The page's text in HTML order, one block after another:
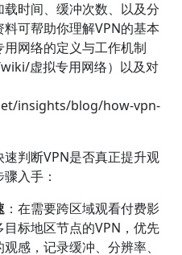
时间、缓冲次数、以及分
可帮助你理解VPN的基本
网络的定义与工作机制
虚拟专用网络）以及对
insights/blog/how-vpn-
判断VPN是否真正提升观
入手：
：在需要跨区域观看付费影
标地区节点的VPN，优先
感，记录缓冲、分辨率、